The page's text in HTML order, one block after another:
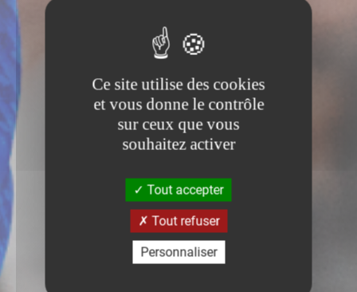
Ce site utilise des cookies
et vous donne le contrôle
sur ceux que vous
souhaitez activer
Tout accepter
Tout refuser
Personnaliser